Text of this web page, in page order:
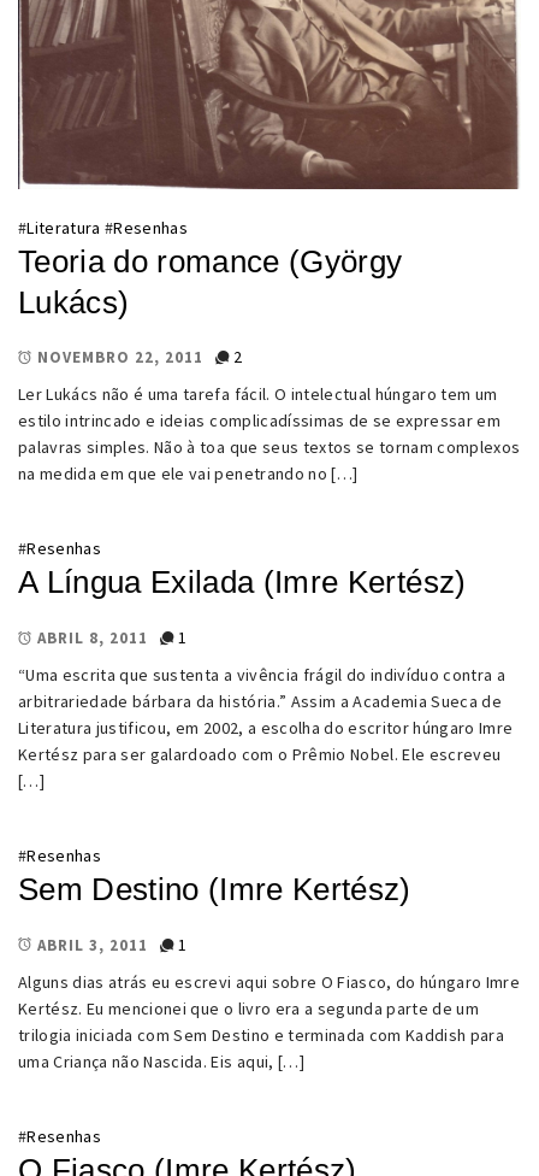
#Literatura #Resenhas
Teoria do romance (György
Lukács)
NOVEMBRO 22, 2011
2
Ler Lukács não é uma tarefa fácil. O intelectual húngaro tem um
estilo intrincado e ideias complicadíssimas de se expressar em
palavras simples. Não à toa que seus textos se tornam complexos
na medida em que ele vai penetrando no […]
#Resenhas
A Língua Exilada (Imre Kertész)
ABRIL 8, 2011
1
“Uma escrita que sustenta a vivência frágil do indivíduo contra a
arbitrariedade bárbara da história.” Assim a Academia Sueca de
Literatura justificou, em 2002, a escolha do escritor húngaro Imre
Kertész para ser galardoado com o Prêmio Nobel. Ele escreveu
[…]
#Resenhas
Sem Destino (Imre Kertész)
ABRIL 3, 2011
1
Alguns dias atrás eu escrevi aqui sobre O Fiasco, do húngaro Imre
Kertész. Eu mencionei que o livro era a segunda parte de um
trilogia iniciada com Sem Destino e terminada com Kaddish para
uma Criança não Nascida. Eis aqui, […]
#Resenhas